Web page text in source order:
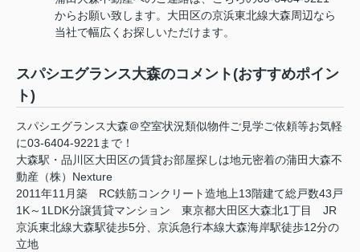
からお願い致します。大田区の京浜東北線大森周辺なら
当社で幅広くお探しいただけます。
スパシエグランス大森のコメント(おすすめポイン
ト)
スパシエグランス大森＠空室状況類似物件ご見学ご依頼等お気軽
に03-6404-9221まで！
大森駅・品川区大田区の賃貸お部屋探しは地元密着の蒲田大森不
動産（株）Nexture
2011年11月築 RC鉄筋コンクリート造地上13階建て総戸数43戸
1K～1LDK分譲賃貸マンション 東京都大田区大森北1丁目 JR
京浜東北線大森駅徒歩5分、京浜急行本線大森海岸駅徒歩12分の
立地